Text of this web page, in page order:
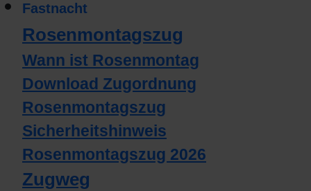
Fastnacht
Rosenmontagszug
Wann ist Rosenmontag
Download Zugordnung
Rosenmontagszug
Sicherheitshinweis
Rosenmontagszug 2026
Zugweg